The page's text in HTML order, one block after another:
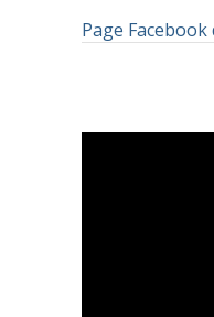
Page